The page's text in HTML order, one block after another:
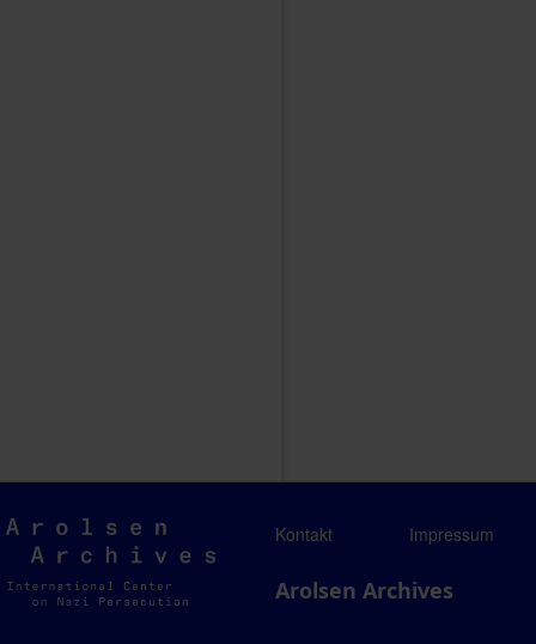
Arolsen
Archives
Kontakt Impressum
Arolsen Archives